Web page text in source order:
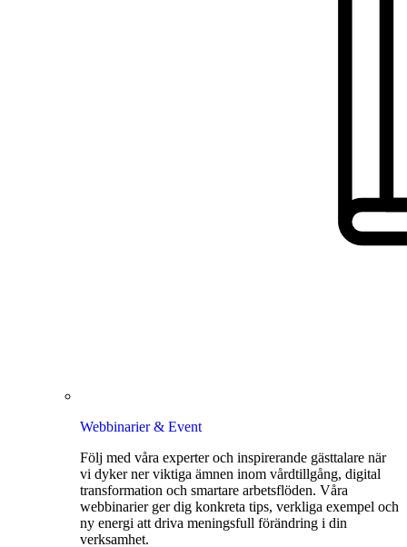
Webbinarier & Event
Följ med våra experter och inspirerande gästtalare när
vi dyker ner viktiga ämnen inom vårdtillgång, digital
transformation och smartare arbetsflöden. Våra
webbinarier ger dig konkreta tips, verkliga exempel och
ny energi att driva meningsfull förändring i din
verksamhet.